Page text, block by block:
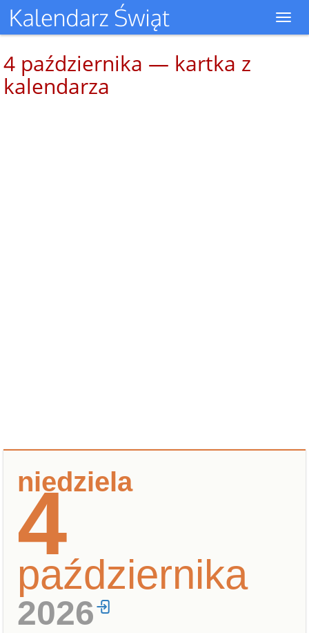
4 października — kartka z
kalendarza
niedziela
4
października
2026